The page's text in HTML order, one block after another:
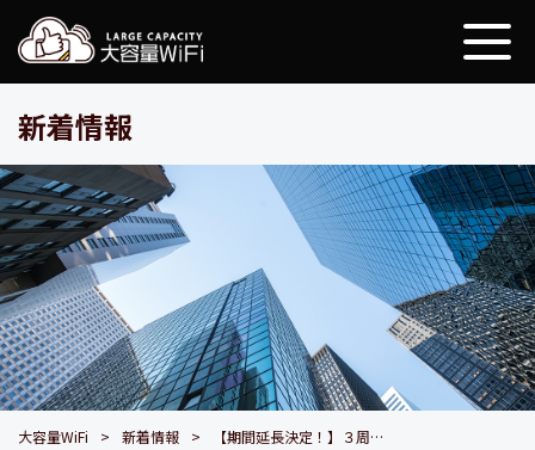
新着情報
大容量WiFi 新着情報 【期間延長決定！】３周年ありがとうキャンペーン！